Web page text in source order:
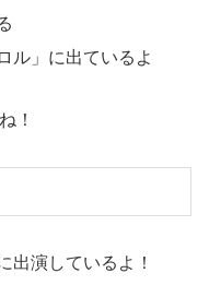
ル」に出ているよ
！
出演しているよ！